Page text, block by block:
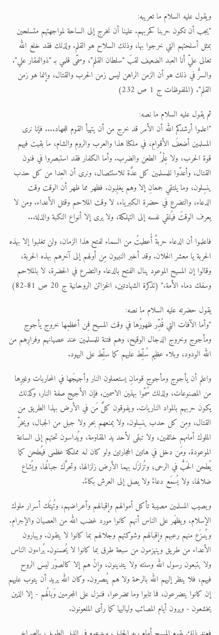
ويقول عليه السلام ما تعريبه:
"يجب أن تكون حربنا كحربهم. علينا أن نخرج إلى الساحة لمواجهتهم متسلحين
بمثل أسلحتهم التي خرجوا بها، وذلك السلاح هو القلم. ولذلك فقد خلع الله
تعالى عليّ أنا العبد الضعيف لقبَ "سلطان القلم"، وسمّى قلمي بـ "ذوالفقار علي".
والسرُّ في ذلك هو أن الزمن الراهن ليس زمن الحرب والقتال، وإنما هو زمن
القلم". (الملفوظات ج 1 ص 232)
ثم يقول عليه السلام ما نصه:
"اعلموا أرشدكم الله أن الأمر قد خرج من أن يتهيأ القوم للجهاد.... فإنا نرى
المسلمين أضعفَ الأقوامِ، في ملكنا هذا والعرب والروم والشام، ما بقيت فيهم
قوة الحرب، ولا عِلْمُ الطعن والضرب. وأما الكفار فقد استبصروا في فنون
القتال، وأعدّوا للمسلمين كل عدَّة للاستئصال، ونرى أن العِدا من كل حدب
ينسِلون، وما يلتقي جمعانِ إلا وهم يغلِبون. فظهر مما ظهر أن الوقت وقت
الدعاء، والتضرعِ في حضرة الكبرياء، لا وقت الملاحم وقتل الأعداء. ومن لا
يعرف الوقتَ فيُلقي نفسه إلى التهلكة، ولا يرى إلا أنواع النكبة والذلة...
فاعلموا أن الدعاء حربةٌ أُعطيتُ من السماء لفتح هذا الزمان، ولن تغلبوا إلا بهذه
الحربة يا معشر الخلان. وقد أخبر النبيون مِن أولهم إلى آخرهم بهذه الحربة،
وقالوا إن المسيح الموعود ينال الفتح بالدعاء والتضرع في الحضرة، لا بالملاحم
وسفك دماء الأمة." (تذكرة الشهادتين، الخزائن الروحانية ج 20 ص 81-82)
يقول حضرته عليه السلام ما نصه:
"وأما الآفات التي قُدِّر ظهورُها في وقت المسيح فمِن أعظمِها خروج يأجوج
ومأجوج وخروج الدجال الوقيح، وهم فتنة للمسلمين عند عصيانهم وفرارِهم من
الله الودود، وبلاء عظيم سُلِّط عليهم كما سلِّط على اليهود.
واعلم أن يأجوج ومأجوج قومانِ يستعملون النار وأجيجَها في المحاربات وغيرِها
من المصنوعات، ولذلك سُمّوا بهذين الاسمين. فإن الأجيج صفة النار، وكذلك
يكون حربهم بالمواد الناريات. ويفوقون كلَّ مَن في الأرض بهذا الطريق من
القتال، ومِن كل حدب ينسِلون. ولا يمنعهم بحر ولا جبل من الجبال، ويخرّ
الملوك أمامهم خائفين، ولا تبقى لأحد يد المقاومة، ويُداسون تحتهم إلى الساعة
الموعودة. ومَن دخل في هاتين الحجارتين ولو كان لـه مملكة عظمى فيُطحن كما
يُطحن الحَبُّ في الرحى؛ وتُزلزَل بهما الأرض زلزالها، وتحرَّك جبالُها، ويُشاع
ضلالها، ولا يُسمَع دعاءٌ ولا يصل إلى العرش بكاءٌ.
ويصيب المسلمين مصيبة تأكل أموالهم وإقبالهم وأعراضهم، وتُهتَك أسرار ملوك
الإسلام، ويظهَر على الناس أنهم كانوا مورد غضب الله من العصيان والإجرام.
ويُنـزَع منهم رعبهم وإقبالهم وشوكتهم وجلالهم بما كانوا لا يتقون. ويبارون
الأعداء من طريق وينهزمون من سبعة طرق بما كانوا لا يُحسنون. يُراءون الناس
ولا يتبعون رسول الله وسنته ولا يتدينون، وإنْ هم إلا كالصوَر ليس الروح
فيهم، فلا ينظر إليهم الله بالرحمة ولا هم يُنصرون. وكان الله يريد أن يتوب عليهم
إن كانوا يتضرعون، فما تابوا وما تضرعوا، فنـزل على المجرمين وَبالُهم - إلا الذين
يخشعون - ويرون أيام المصائب ولياليها كما رأى الملعونون.